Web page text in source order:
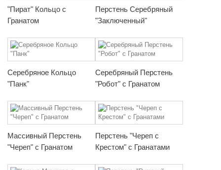
"Пират" Кольцо с
Гранатом
Перстень Серебряный
"Заключенный"
Серебряное Кольцо
"Панк"
Серебряный Перстень
"Робот" с Гранатом
Массивный Перстень
"Череп" с Гранатом
Перстень "Череп с
Крестом" с Гранатами